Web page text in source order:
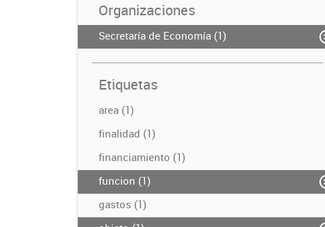
Organizaciones
Secretaría de Economía (1)
Etiquetas
area (1)
finalidad (1)
financiamiento (1)
funcion (1)
gastos (1)